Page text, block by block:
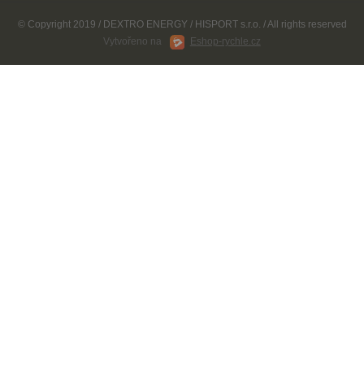
© Copyright 2019 / DEXTRO ENERGY / HISPORT s.r.o. / All rights reserved
Vytvořeno na
Eshop-rychle.cz